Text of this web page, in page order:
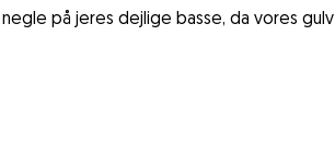
på jeres dejlige basse, da vores gulv